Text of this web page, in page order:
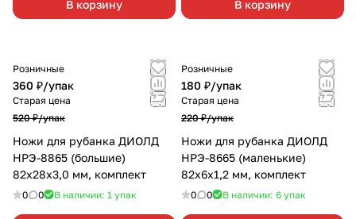
В корзину В корзину
Розничные
360 ₽/упак
Старая цена
520 ₽/упак
Ножи для рубанка ДИОЛД
НРЭ-8865 (большие)
82x28x3,0 мм, комплект
0 0 В наличии: 1 упак
Розничные
180 ₽/упак
Старая цена
220 ₽/упак
Ножи для рубанка ДИОЛД
НРЭ-8665 (маленькие)
82x6x1,2 мм, комплект
0 0 В наличии: 6 упак